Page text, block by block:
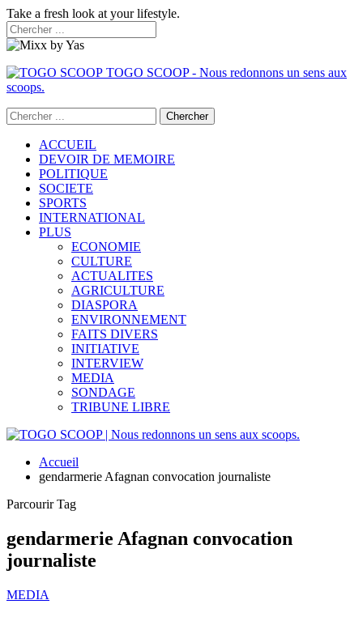
Take a fresh look at your lifestyle.
TOGO SCOOP - Nous redonnons un sens aux
scoops.
ACCUEIL
DEVOIR DE MEMOIRE
POLITIQUE
SOCIETE
SPORTS
INTERNATIONAL
PLUS
ECONOMIE
CULTURE
ACTUALITES
AGRICULTURE
DIASPORA
ENVIRONNEMENT
FAITS DIVERS
INITIATIVE
INTERVIEW
MEDIA
SONDAGE
TRIBUNE LIBRE
Accueil
gendarmerie Afagnan convocation journaliste
Parcourir Tag
gendarmerie Afagnan convocation
journaliste
MEDIA